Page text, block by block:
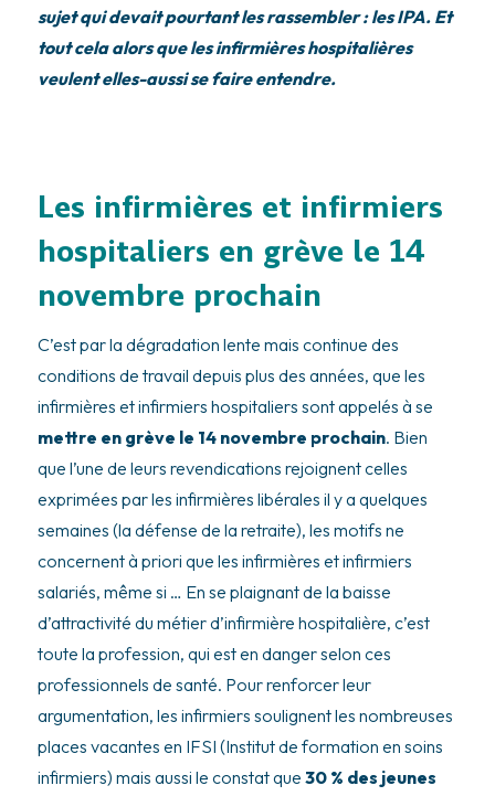
sujet qui devait pourtant les rassembler : les IPA. Et
tout cela alors que les infirmières hospitalières
veulent elles-aussi se faire entendre.
Les infirmières et infirmiers
hospitaliers en grève le 14
novembre prochain
C’est par la dégradation lente mais continue des
conditions de travail depuis plus des années, que les
infirmières et infirmiers hospitaliers sont appelés à se
mettre en grève le 14 novembre prochain. Bien
que l’une de leurs revendications rejoignent celles
exprimées par les infirmières libérales il y a quelques
semaines (la défense de la retraite), les motifs ne
concernent à priori que les infirmières et infirmiers
salariés, même si … En se plaignant de la baisse
d’attractivité du métier d’infirmière hospitalière, c’est
toute la profession, qui est en danger selon ces
professionnels de santé. Pour renforcer leur
argumentation, les infirmiers soulignent les nombreuses
places vacantes en IFSI (Institut de formation en soins
infirmiers) mais aussi le constat que 30 % des jeunes